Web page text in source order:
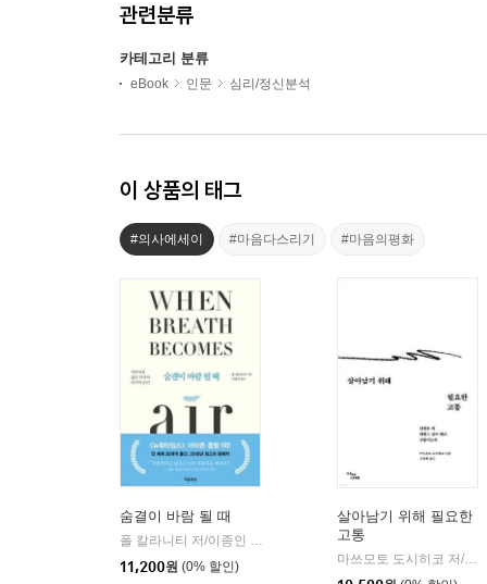
관련분류
카테고리 분류
eBook 인문 심리/정신분석
이 상품의 태그
#의사에세이 #마음다스리기 #마음의평화
숨결이 바람 될 때
11,200원 (0% 할인)
살아남기 위해 필요한
고통